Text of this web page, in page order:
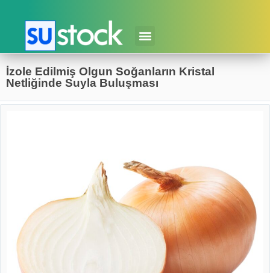
İzole Edilmiş Olgun Soğanların Kristal
Netliğinde Suyla Buluşması